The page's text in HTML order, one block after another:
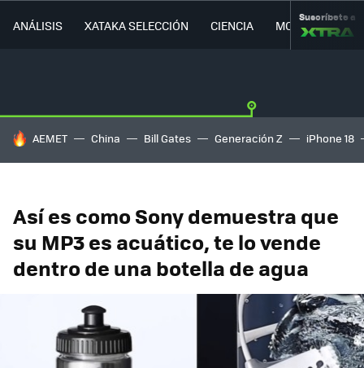
ANÁLISIS XATAKA SELECCIÓN CIENCIA MOVILIDAD
Suscríbete a
HOY SE HABLA DE
AEMET China Bill Gates Generación Z iPhone 18
Así es como Sony demuestra que
su MP3 es acuático, te lo vende
dentro de una botella de agua